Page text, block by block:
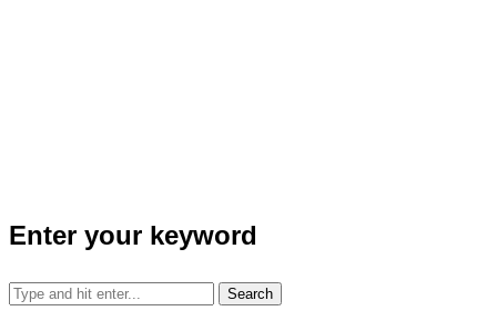
Enter your keyword
Search